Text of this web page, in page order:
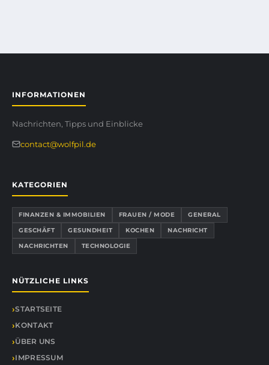
INFORMATIONEN
Nachrichten, Tipps und Einblicke
contact@wolfpil.de
KATEGORIEN
FINANZEN & IMMOBILIEN FRAUEN / MODE
GENERAL
GESCHÄFT
GESUNDHEIT KOCHEN
NACHRICHT
NACHRICHTEN
TECHNOLOGIE
NÜTZLICHE LINKS
STARTSEITE
KONTAKT
ÜBER UNS
IMPRESSUM